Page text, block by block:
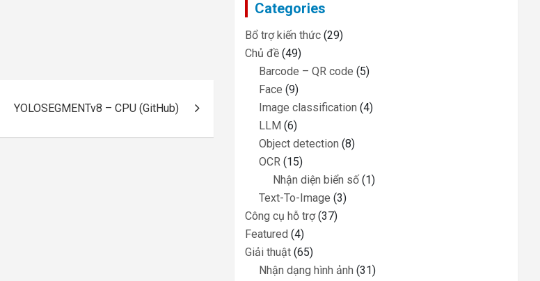
YOLOSEGMENTv8 – CPU (GitHub)
Categories
Bổ trợ kiến thức (29)
Chủ đề (49)
Barcode – QR code (5)
Face (9)
Image classification (4)
LLM (6)
Object detection (8)
OCR (15)
Nhận diện biển số (1)
Text-To-Image (3)
Công cụ hỗ trợ(37)
Featured (4)
Giải thuật (65)
Nhận dạng hình ảnh (31)